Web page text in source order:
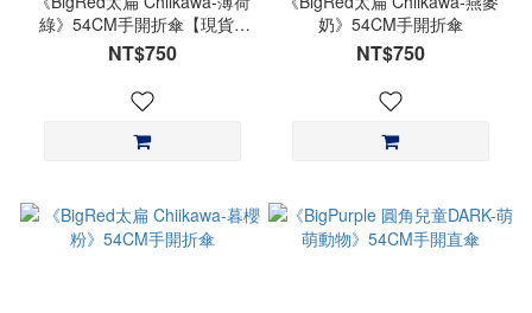
綠》54CM手開折傘【現貨&
預購】
NT$750
奶》54CM手開折傘
NT$750